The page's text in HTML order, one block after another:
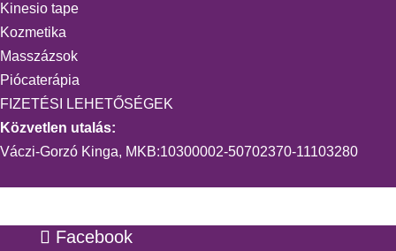
Kinesio tape
Kozmetika
Masszázsok
Piócaterápia
FIZETÉSI LEHETŐSÉGEK
Közvetlen utalás:
Váczi-Gorzó Kinga, MKB:10300002-50702370-11103280
Facebook